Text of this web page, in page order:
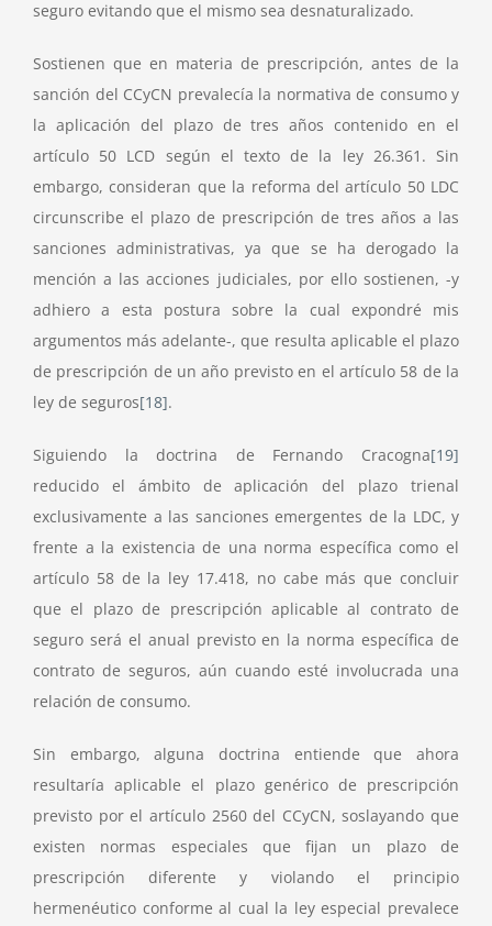
seguro evitando que el mismo sea desnaturalizado.
Sostienen que en materia de prescripción, antes de la
sanción del CCyCN prevalecía la normativa de consumo y
la aplicación del plazo de tres años contenido en el
artículo 50 LCD según el texto de la ley 26.361. Sin
embargo, consideran que la reforma del artículo 50 LDC
circunscribe el plazo de prescripción de tres años a las
sanciones administrativas, ya que se ha derogado la
mención a las acciones judiciales, por ello sostienen, -y
adhiero a esta postura sobre la cual expondré mis
argumentos más adelante-, que resulta aplicable el plazo
de prescripción de un año previsto en el artículo 58 de la
ley de seguros[18].
Siguiendo la doctrina de Fernando Cracogna[19]
reducido el ámbito de aplicación del plazo trienal
exclusivamente a las sanciones emergentes de la LDC, y
frente a la existencia de una norma específica como el
artículo 58 de la ley 17.418, no cabe más que concluir
que el plazo de prescripción aplicable al contrato de
seguro será el anual previsto en la norma específica de
contrato de seguros, aún cuando esté involucrada una
relación de consumo.
Sin embargo, alguna doctrina entiende que ahora
resultaría aplicable el plazo genérico de prescripción
previsto por el artículo 2560 del CCyCN, soslayando que
existen normas especiales que fijan un plazo de
prescripción diferente y violando el principio
hermenéutico conforme al cual la ley especial prevalece